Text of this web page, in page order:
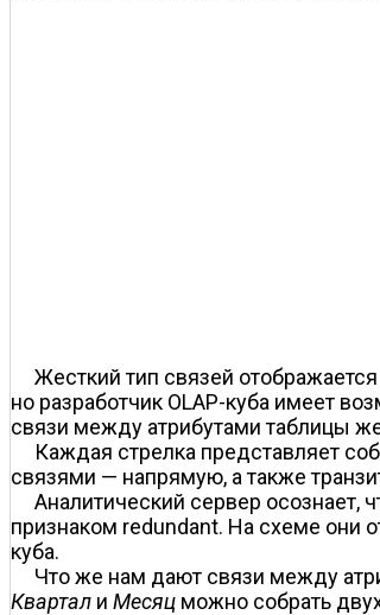
Жесткий тип связей
но разработчик OLAP-куба имеет
связи между атрибутами таблицы
Каждая стрелка представляет
связями — напрямую, а также
Аналитический сервер осознает,
признаком redundant. На схеме они
куба.
Что же нам дают связи между
Квартал и Месяц можно собрать